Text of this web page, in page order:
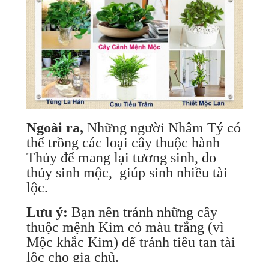
Ngoài ra, Những người Nhâm Tý có
thể trồng các loại cây thuộc hành
Thủy để mang lại tương sinh, do
thủy sinh mộc, giúp sinh nhiều tài
lộc.
Lưu ý: Bạn nên tránh những cây
thuộc mệnh Kim có màu trắng (vì
Mộc khắc Kim) để tránh tiêu tan tài
lộc cho gia chủ.